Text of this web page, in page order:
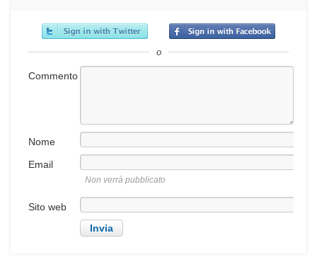
o
Commento
Nome
Email
Non verrà pubblicato
Sito web